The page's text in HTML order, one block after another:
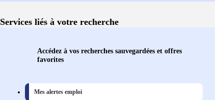
Services liés à votre recherche
Accédez à vos recherches sauvegardées et offres
favorites
Mes alertes emploi